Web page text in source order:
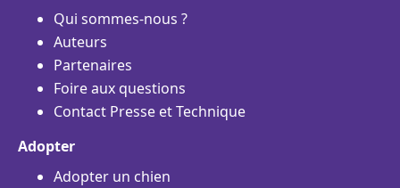
Qui sommes-nous ?
Auteurs
Partenaires
Foire aux questions
Contact Presse et Technique
Adopter
Adopter un chien